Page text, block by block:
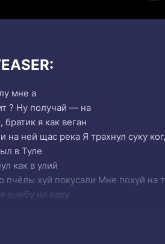
мне а
? Ну получай — на
я как веган
на ней щас река Я трахнул суку
в Туле
как в улий
пчёлы хуй покусали Мне похуй на
выебу на easy